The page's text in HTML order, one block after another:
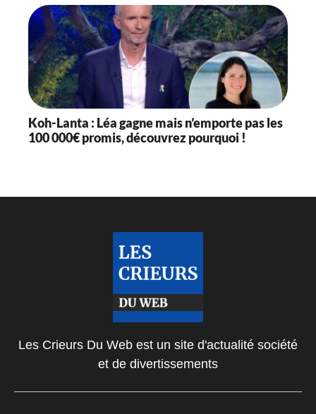
Koh-Lanta : Léa gagne mais n’emporte pas les
100 000€ promis, découvrez pourquoi !
Les Crieurs Du Web est un site d'actualité société
et de divertissements